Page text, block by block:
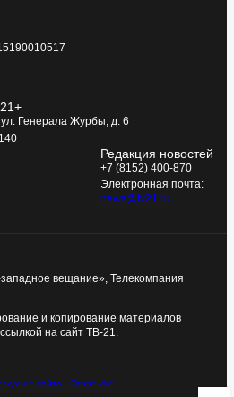
Генерала Журбы, д. 6
Редакция новостей
+7 (8152) 400-870
Электронная почта:
news@tv21.ru
вещание», Телекомпания
и копирование материалов
на сайт ТВ-21.
сайта - Старт Икс